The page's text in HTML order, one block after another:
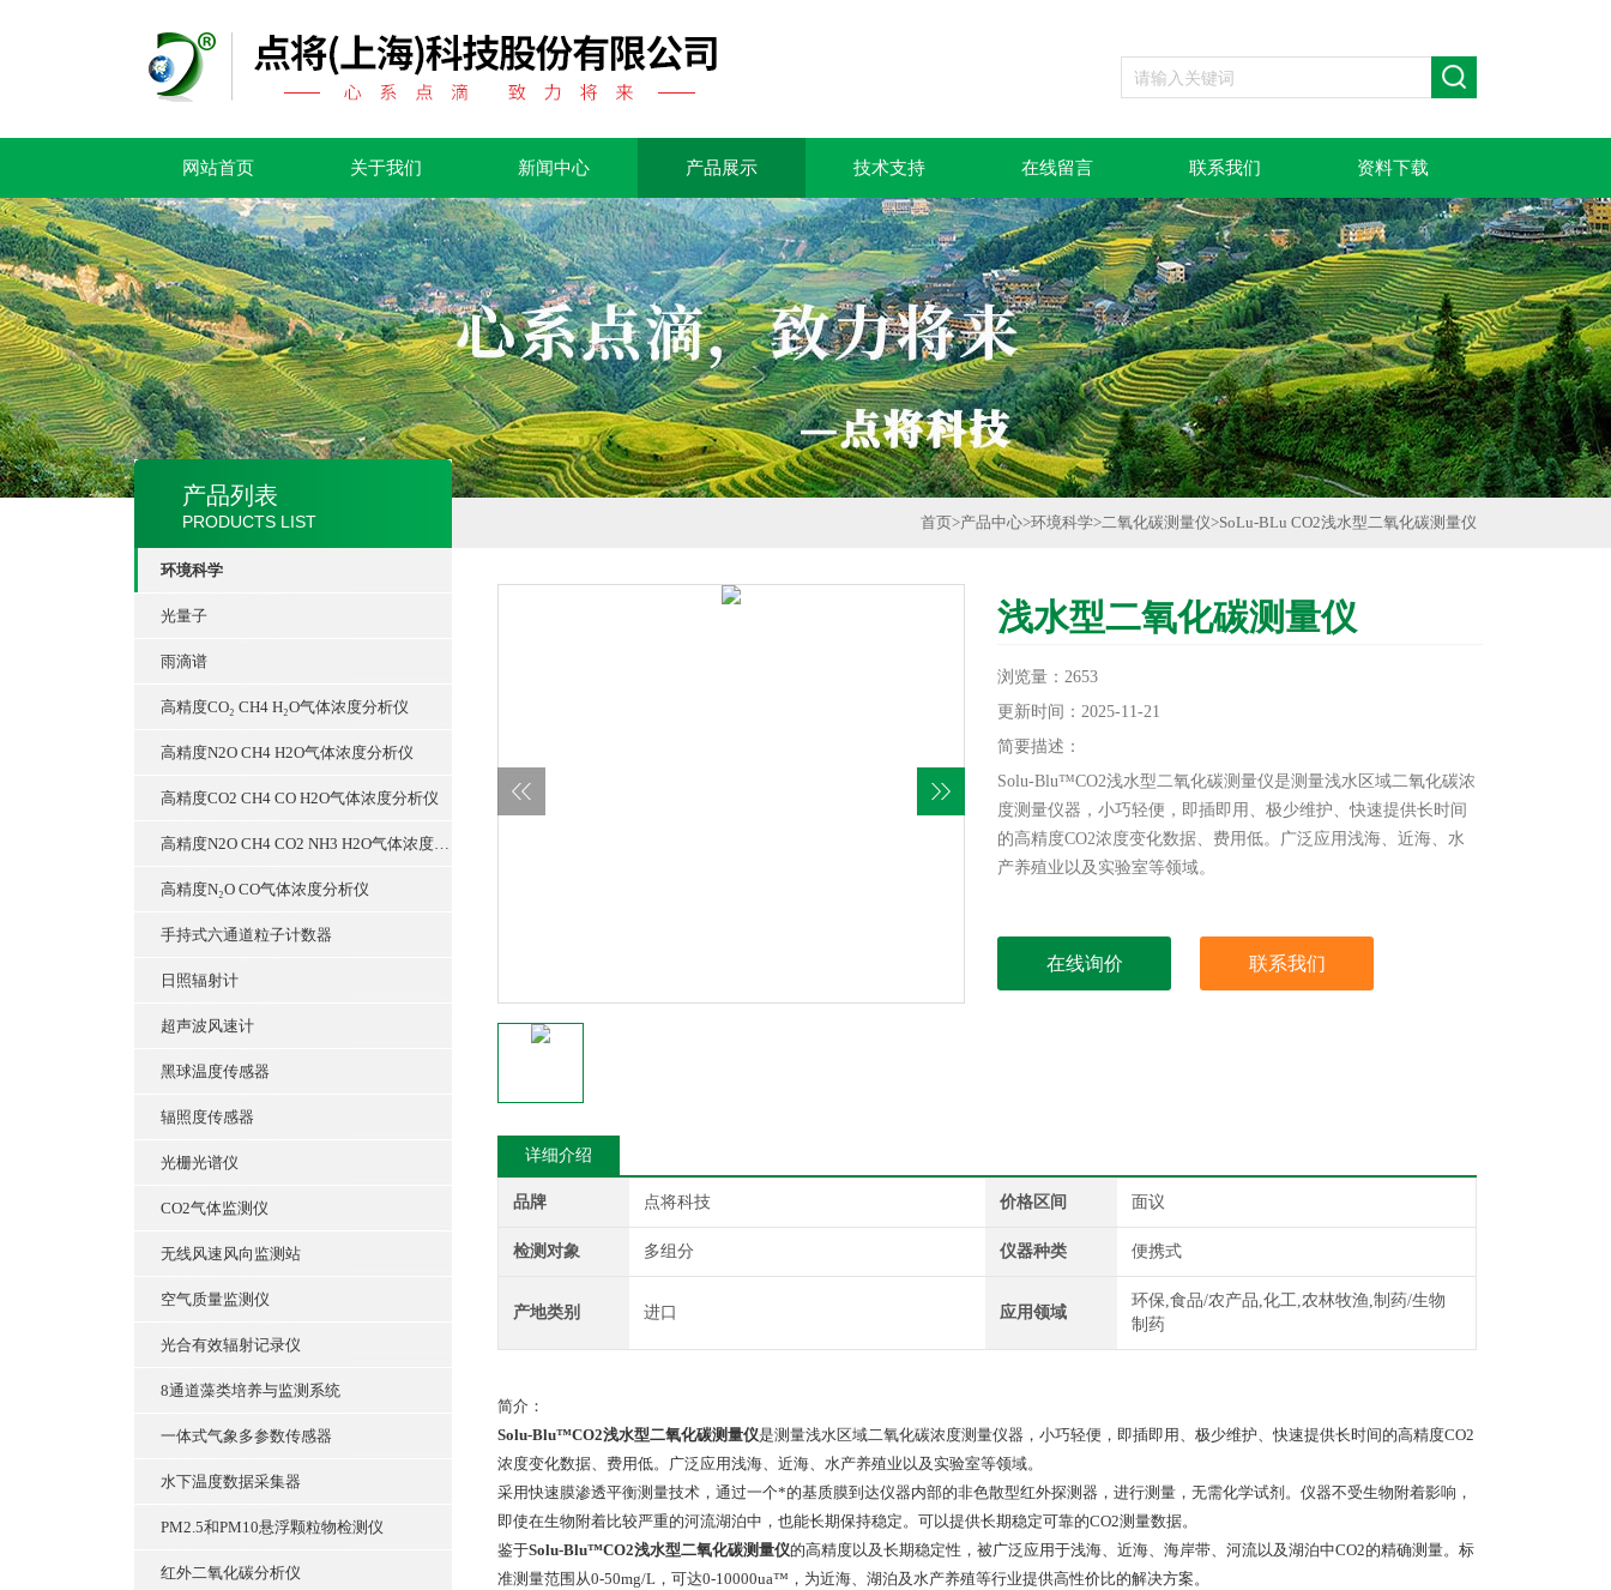
网站首页 关于我们 新闻中心 产品展示 技术支持 在线留言 联系我们 资料下载
产品列表
PRODUCTS LIST
环境科学
光量子
雨滴谱
高精度CO₂ CH4 H₂O气体浓度分析仪
高精度N2O CH4 H2O气体浓度分析仪
高精度CO2 CH4 CO H2O气体浓度分析仪
高精度N2O CH4 CO2 NH3 H2O气体浓度分析仪
高精度N₂O CO气体浓度分析仪
手持式六通道粒子计数器
日照辐射计
超声波风速计
黑球温度传感器
辐照度传感器
光栅光谱仪
CO2气体监测仪
无线风速风向监测站
空气质量监测仪
光合有效辐射记录仪
8通道藻类培养与监测系统
一体式气象多参数传感器
水下温度数据采集器
PM2.5和PM10悬浮颗粒物检测仪
红外二氧化碳分析仪
首页>产品中心>环境科学>二氧化碳测量仪>SoLu-BLu CO2浅水型二氧化碳测量仪
浅水型二氧化碳测量仪
浏览量：2653
更新时间：2025-11-21
简要描述：
Solu-Blu™CO2浅水型二氧化碳测量仪是测量浅水区域二氧化碳浓
度测量仪器，小巧轻便，即插即用、极少维护、快速提供长时间
的高精度CO2浓度变化数据、费用低。广泛应用浅海、近海、水
产养殖业以及实验室等领域。
在线询价 联系我们
详细介绍
品牌 点将科技 价格区间 面议
检测对象 多组分 仪器种类 便携式
产地类别 进口 应用领域
环保,食品/农产品,化工,农林牧渔,制药/生物
制药
简介：
Solu-Blu™CO2浅水型二氧化碳测量仪是测量浅水区域二氧化碳浓度测量仪器，小巧轻便，即插即用、极少维护、快速提供长时间的高精度CO2
浓度变化数据、费用低。广泛应用浅海、近海、水产养殖业以及实验室等领域。
采用快速膜渗透平衡测量技术，通过一个*的基质膜到达仪器内部的非色散型红外探测器，进行测量，无需化学试剂。仪器不受生物附着影响，
即使在生物附着比较严重的河流湖泊中，也能长期保持稳定。可以提供长期稳定可靠的CO2测量数据。
鉴于Solu-Blu™CO2浅水型二氧化碳测量仪的高精度以及长期稳定性，被广泛应用于浅海、近海、海岸带、河流以及湖泊中CO2的精确测量。标
准测量范围从0-50mg/L，可达0-10000ua™，为近海、湖泊及水产养殖等行业提供高性价比的解决方案。